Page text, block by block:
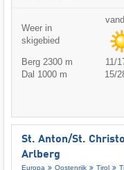
Weer in
skigebied
Berg 2300 m 11/
Dal 1000 m
15/
St. Anton/​St.
Arlberg
Europa Oostenrijk Tirol